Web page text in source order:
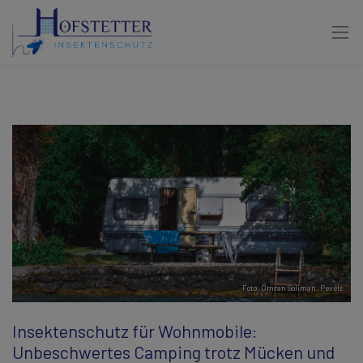
Foto:Omran Soliman, Pexels
Insektenschutz für Wohnmobile:
Unbeschwertes Camping trotz Mücken und